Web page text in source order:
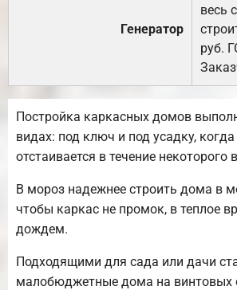
Генератор
весь
руб.
Постройка каркасных домов
видах: под ключ и под усадку,
отстаивается в течение некоторого
В мороз надежнее строить дома в
чтобы каркас не промок, в теплое
дождем.
Подходящими для сада или дачи
малобюджетные дома на винтовых